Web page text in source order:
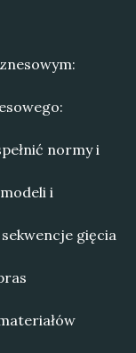
normy i
i
gięcia